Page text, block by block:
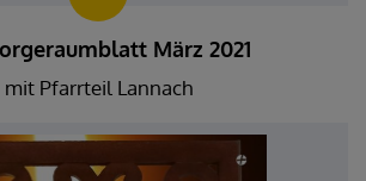
März 2021
mit Pfarrteil Lannach